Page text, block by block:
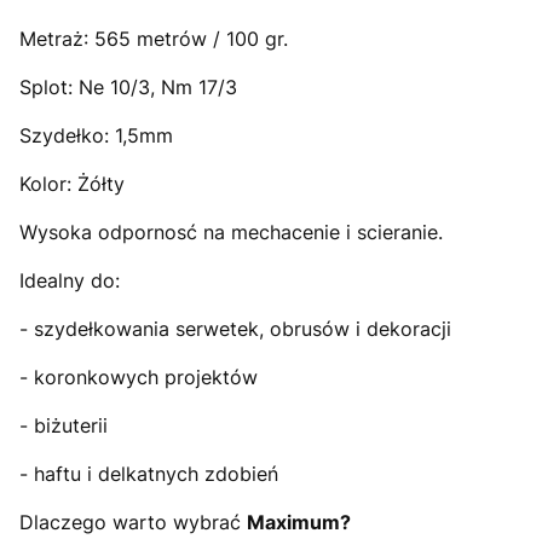
Metraż: 565 metrów / 100 gr.
Splot: Ne 10/3, Nm 17/3
Szydełko: 1,5mm
Kolor: Żółty
Wysoka odpornosć na mechacenie i scieranie.
Idealny do:
- szydełkowania serwetek, obrusów i dekoracji
- koronkowych projektów
- biżuterii
- haftu i delkatnych zdobień
Dlaczego warto wybrać Maximum?